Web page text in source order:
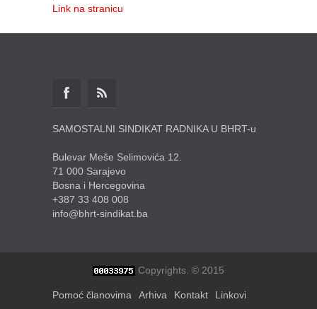
Link na stranicu
SAMOSTALNI SINDIKAT RADNIKA U BHRT-u
Bulevar Meše Selimovića 12.
71 000 Sarajevo
Bosna i Hercegovina
+387 33 408 008
info@bhrt-sindikat.ba
Copyrights. © 2015
Pomoć članovima Arhiva Kontakt Linkovi